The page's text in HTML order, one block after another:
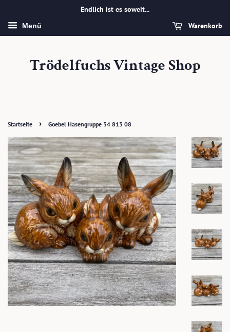
Endlich ist es soweit...
Menü Warenkorb
Trödelfuchs Vintage Shop
Startseite › Goebel Hasengruppe 34 813 08